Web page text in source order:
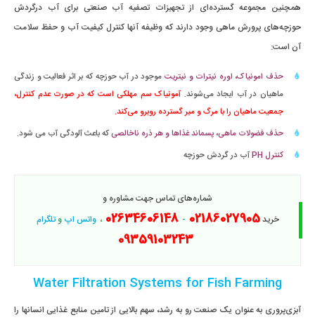
همچنین مجموعه گسترده‌ای از تجهیزات تصفیه آب صنعتی برای آب درگردش
حوزچه‌های پرورش ماهی وجود دارند که وظیفه آنها کنترل کیفیت آب و حفظ سلامت
آن است:
حذف امونیاک، اوره نیترات و نیتریت موجود در آب حوزچه که بر اثر فعالیت و زندگی
ماهیان در آب ایجاد می‌شوند. آمونیاک سم مهلکی است که در صورت عدم کنترل،
جمعیت ماهیان را با مرگ و میر گسترده روبرو می‌کند.
حذف فضولات ماهی، پسماند غذاها و هر ذره ناخالصیکه باعث آلودگی آب می شود.
کنترل PH
آب در گردش حوزچه
شماره‌های تماس جهت مشاوره و
خرید02186027905
-
02634606148 ، واتس اپ وتلگرام
09359103243
Water Filtration Systems for Fish Farming
آبزی‌پروری به عنوان یک صنعت رو به رشد، سهم بالایی از تامین منابع غذایی انسانها را